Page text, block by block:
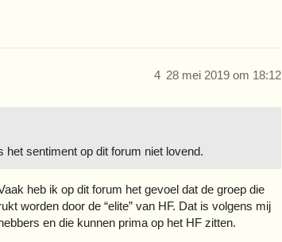
28 mei 2019 om 18:12
4
sentiment op dit forum niet lovend.
heb ik op dit forum het gevoel dat de groep die
worden door de “elite” van HF. Dat is volgens mij
en die kunnen prima op het HF zitten.